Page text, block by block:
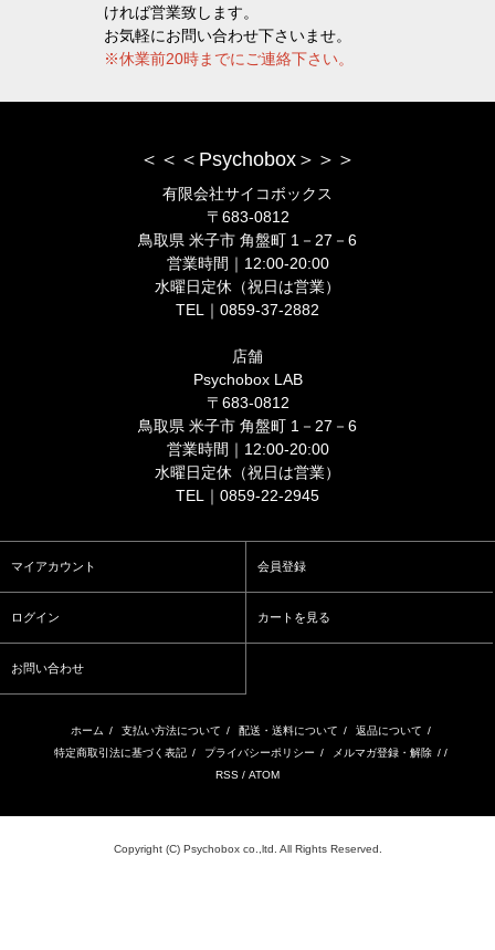
ければ営業致します。
お気軽にお問い合わせ下さいませ。
※休業前20時までにご連絡下さい。
＜＜＜Psychobox＞＞＞
有限会社サイコボックス
〒683-0812
鳥取県 米子市 角盤町 1－27－6
営業時間｜12:00-20:00
水曜日定休（祝日は営業）
TEL｜0859-37-2882
店舗
Psychobox LAB
〒683-0812
鳥取県 米子市 角盤町 1－27－6
営業時間｜12:00-20:00
水曜日定休（祝日は営業）
TEL｜0859-22-2945
マイアカウント 会員登録
ログイン カートを見る
お問い合わせ
ホーム / 支払い方法について / 配送・送料について / 返品について /
特定商取引法に基づく表記 / プライバシーポリシー / メルマガ登録・解除 / /
RSS / ATOM
Copyright (C) Psychobox co.,ltd. All Rights Reserved.